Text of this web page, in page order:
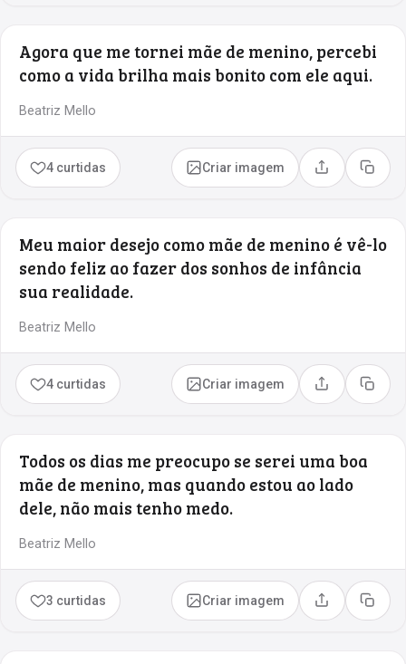
Agora que me tornei mãe de menino, percebi
como a vida brilha mais bonito com ele aqui.
Beatriz Mello
4 curtidas Criar imagem Compartilhar
Copiar
Meu maior desejo como mãe de menino é vê-lo
sendo feliz ao fazer dos sonhos de infância
sua realidade.
Beatriz Mello
4 curtidas Criar imagem Compartilhar
Copiar
Todos os dias me preocupo se serei uma boa
mãe de menino, mas quando estou ao lado
dele, não mais tenho medo.
Beatriz Mello
3 curtidas Criar imagem Compartilhar
Copiar